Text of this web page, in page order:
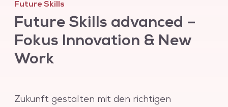
Future Skills
Future Skills advanced –
Fokus Innovation & New
Work
Zukunft gestalten mit den richtigen